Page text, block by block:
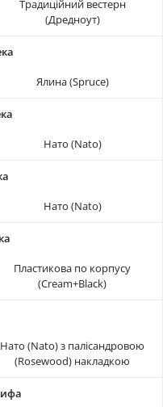
Традиційний вестерн
(Дредноут)
Ялина (Spruce)
Нато (Nato)
Нато (Nato)
Пластикова по корпусу
(Cream+Black)
Нато (Nato) з палісандровою
(Rosewood) накладкою